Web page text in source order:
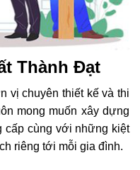
Thành Đạt
vị chuyên thiết kế và thi
mong muốn xây dựng
cấp cùng với những kiệt
riêng tới mỗi gia đình.